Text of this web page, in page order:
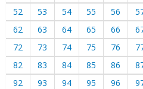
52
53 54 55 56
62
63 64 65 66
72
73 74 75 76
82
83 84 85 86
92
93 94 95 96